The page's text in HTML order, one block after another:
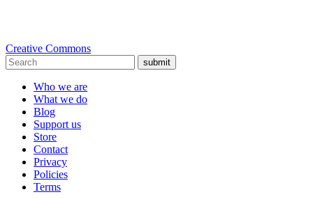
Creative Commons
submit
Who we are
What we do
Blog
Support us
Store
Contact
Privacy
Policies
Terms